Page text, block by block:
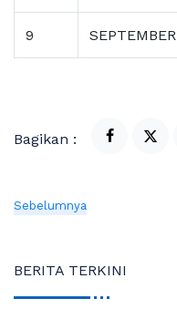
9 SEPTEMBER
Bagikan :
Sebelumnya
BERITA TERKINI